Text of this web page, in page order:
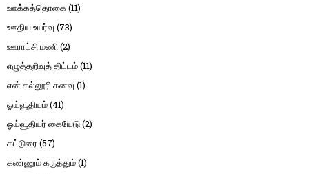
ஊக்கத்தொகை(11)
ஊதிய உயர்வு (73)
ஊராட்சி மணி(2)
எழுத்தறிவுத் திட்டம்(11)
என் கல்லூரி கனவு (1)
ஓய்வூதியம்(41)
ஓய்வூதியர் கையேடு(2)
கட்டுரை (57)
கண்ணும் கருத்தும்(1)